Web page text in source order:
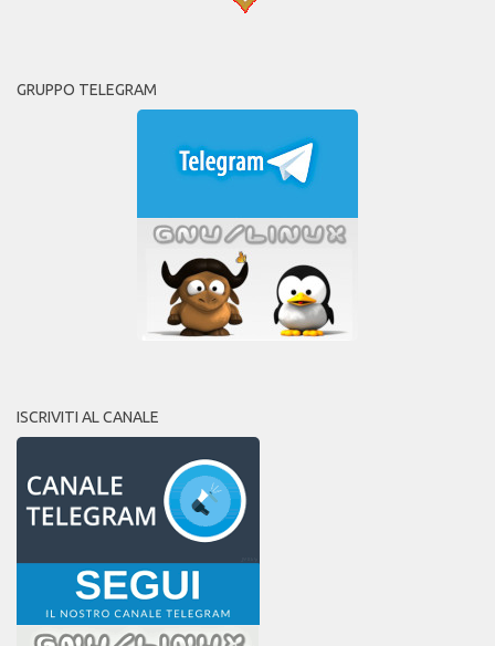
GRUPPO TELEGRAM
ISCRIVITI AL CANALE